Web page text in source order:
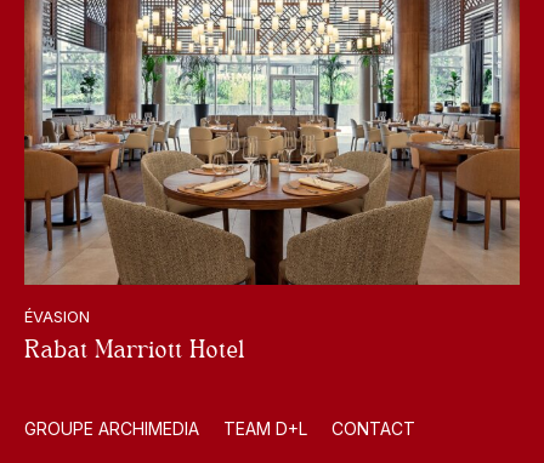
ÉVASION
Rabat Marriott Hotel
GROUPE ARCHIMEDIA TEAM D+L CONTACT